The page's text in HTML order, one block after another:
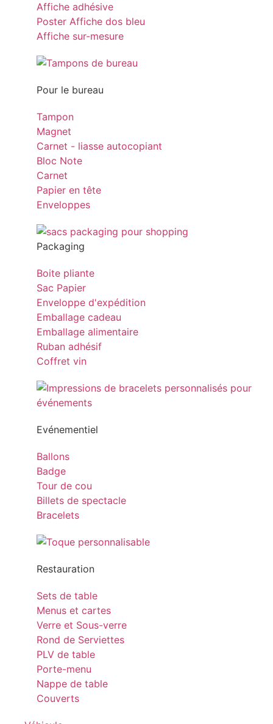
Affiche adhésive
Poster Affiche dos bleu
Affiche sur-mesure
Pour le bureau
Tampon
Magnet
Carnet - liasse autocopiant
Bloc Note
Carnet
Papier en tête
Enveloppes
Packaging
Boite pliante
Sac Papier
Enveloppe d'expédition
Emballage cadeau
Emballage alimentaire
Ruban adhésif
Coffret vin
Evénementiel
Ballons
Badge
Tour de cou
Billets de spectacle
Bracelets
Restauration
Sets de table
Menus et cartes
Verre et Sous-verre
Rond de Serviettes
PLV de table
Porte-menu
Nappe de table
Couverts